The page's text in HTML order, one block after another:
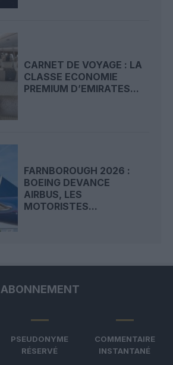
CARNET DE VOYAGE : LA
CLASSE ECONOMIE
PREMIUM D’EMIRATES...
FARNBOROUGH 2026 :
BOEING DEVANCE
AIRBUS, LES
MOTORISTES...
ABONNEMENT
PSEUDONYME
RÉSERVÉ
COMMENTAIRE
INSTANTANÉ